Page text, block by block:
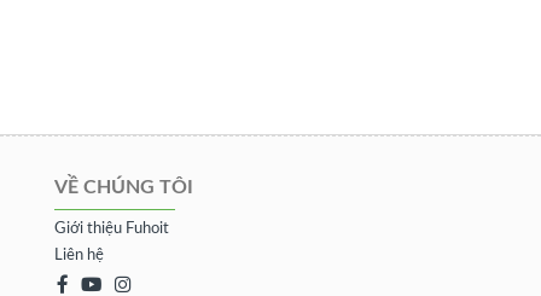
VỀ CHÚNG TÔI
Giới thiệu Fuhoit
Liên hệ